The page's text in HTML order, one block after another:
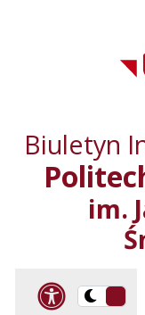
Biuletyn
im.
Przelącz